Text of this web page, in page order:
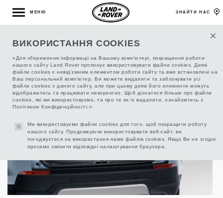
ВИКОРИСТАННЯ COOKIES
«Для збереження інформаціі на Вашому комп’ютері, покращення роботи
нашого сайту Land Rover пропонує використовувати файли cookies. Деякі
файли cookies є невід’ємним елементом роботи сайту та вже встановлені на
Ваш персональний комп’ютер. Ви можете видалити та заблокувати усі
файли cookies з даного сайту, але при цьому деякі його елементи можуть
відображатись та працювати некоректно. Щоб дізнатися більше про файли
cookies, які ми використовуємо, та про те як їх видалити, ознайомтесь з
Політикою Конфіденційності.»
Ми використовуємо файли cookies для того, щоб покращити роботу
нашого сайту. Продовжуючи використовувати веб-сайт, ви
погоджуєтеся на використання нами файлів cookies. Якщо Ви не згодні
просимо змінити відповідні налаштування браузера.
МЕНЮ ЗНАЙТИ НАС
ПЕРЕГОРОДКА БАГАЖНОГО ВІДДІЛЕННЯ